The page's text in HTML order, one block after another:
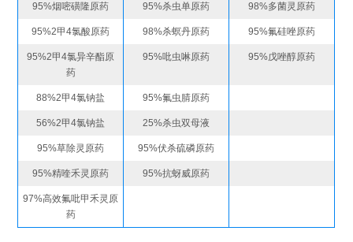
95%烟嘧磺隆原药 95%杀虫单原药 98%多菌灵原药
95%2甲4氯酸原药 98%杀螟丹原药 95%氟硅唑原药
95%2甲4氯异辛酯原
药
95%吡虫啉原药 95%戊唑醇原药
88%2甲4氯钠盐 95%氟虫腈原药
56%2甲4氯钠盐 25%杀虫双母液
95%草除灵原药 95%伏杀硫磷原药
95%精喹禾灵原药 95%抗蚜威原药
97%高效氟吡甲禾灵原
药